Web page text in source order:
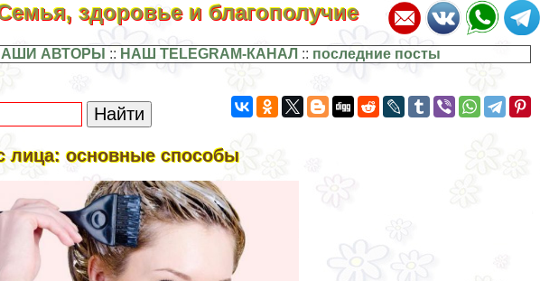
здоровье и благополучие
АВТОРЫ :: НАШ TELEGRAM-КАНАЛ :: последние посты
лица: основные способы